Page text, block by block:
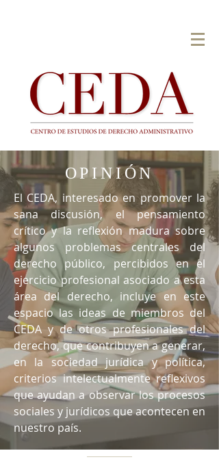
OPINIÓN
El CEDA, interesado en promover la
sana discusión, el pensamiento
crítico y la reflexión madura sobre
algunos problemas centrales del
derecho público, percibidos en el
ejercicio profesional asociado a esta
área del derecho, incluye en este
espacio las ideas de miembros del
CEDA y de otros profesionales del
derecho, que contribuyen a generar,
en la sociedad jurídica y política,
criterios intelectualmente reflexivos
que ayudan a observar los procesos
sociales y jurídicos que acontecen en
nuestro país.